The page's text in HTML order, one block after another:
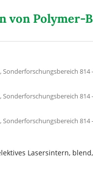
von
814
814
814
Lasersintern,